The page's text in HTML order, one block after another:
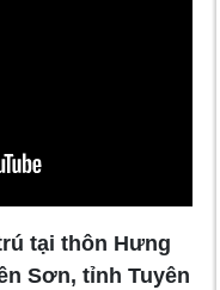
tại thôn Hưng
Sơn, tỉnh Tuyên